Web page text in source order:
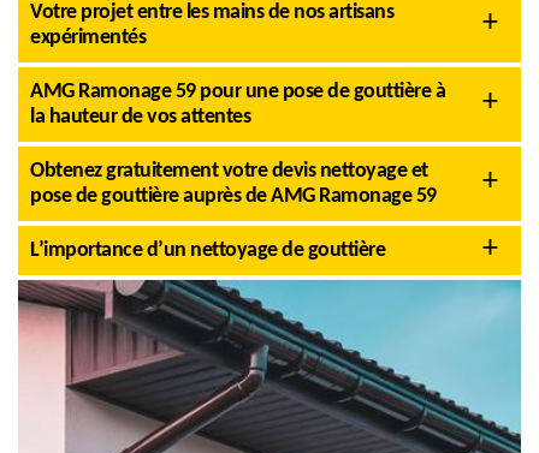
Votre projet entre les mains de nos artisans
expérimentés
AMG Ramonage 59 pour une pose de gouttière à
la hauteur de vos attentes
Obtenez gratuitement votre devis nettoyage et
pose de gouttière auprès de AMG Ramonage 59
L’importance d’un nettoyage de gouttière